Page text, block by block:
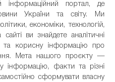
портал, де
України та світу. Ми
економіки, технологій,
ви знайдете аналітичні
та корисну інформацію про
Мета нашого проєкту —
інформацію, факти та різні
сформувати власну